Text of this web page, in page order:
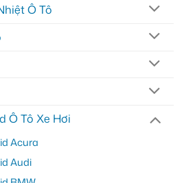
Ô Tô
Ô Tô Xe Hơi
Acura
Audi